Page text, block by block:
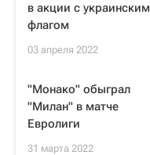
в акции с украинским
флагом
03 апреля 2022
"Монако" обыграл
"Милан" в матче
Евролиги
31 марта 2022